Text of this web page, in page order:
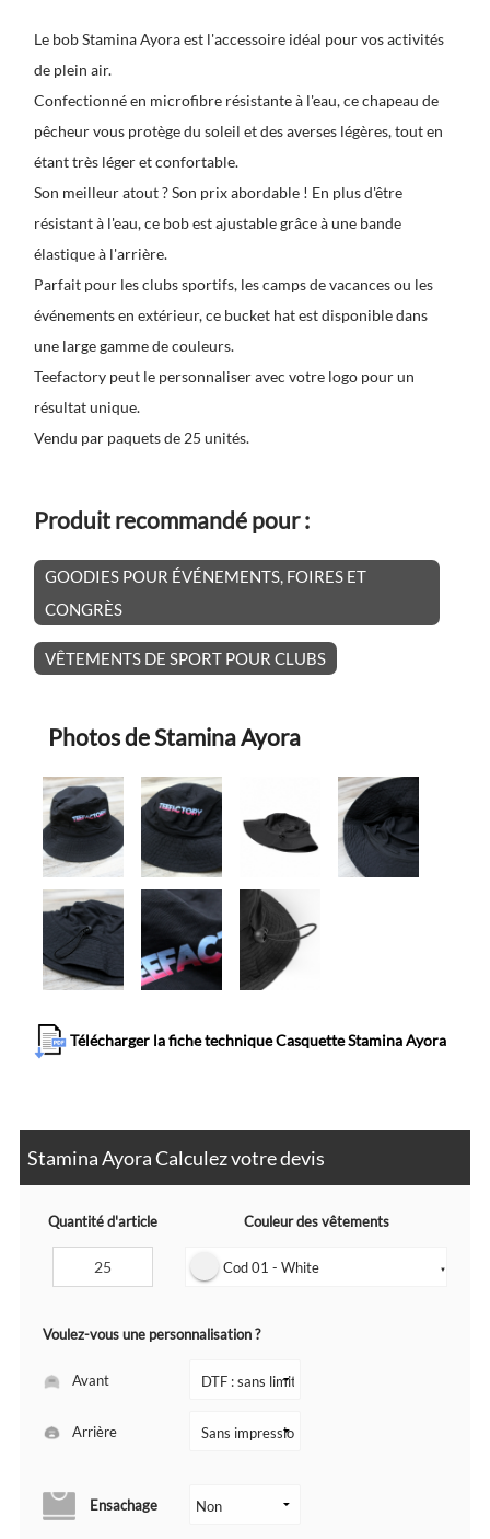
Le bob Stamina Ayora est l'accessoire idéal pour vos activités
de plein air.
Confectionné en microfibre résistante à l'eau, ce chapeau de
pêcheur vous protège du soleil et des averses légères, tout en
étant très léger et confortable.
Son meilleur atout ? Son prix abordable ! En plus d'être
résistant à l'eau, ce bob est ajustable grâce à une bande
élastique à l'arrière.
Parfait pour les clubs sportifs, les camps de vacances ou les
événements en extérieur, ce bucket hat est disponible dans
une large gamme de couleurs.
Teefactory peut le personnaliser avec votre logo pour un
résultat unique.
Vendu par paquets de 25 unités.
Produit recommandé pour :
GOODIES POUR ÉVÉNEMENTS, FOIRES ET
CONGRÈS
VÊTEMENTS DE SPORT POUR CLUBS
Photos de Stamina Ayora
Télécharger la fiche technique Casquette Stamina Ayora
Stamina Ayora Calculez votre devis
Quantité d'article Couleur des vêtements
Cod 01 - White ▼
Voulez-vous une personnalisation ?
Avant
Arrière
Ensachage